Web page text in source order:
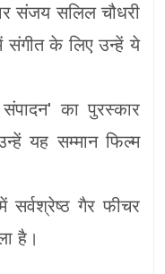
संजय सलिल चौधरी
संगीत के लिए उन्हें ये
का पुरस्कार
यह सम्मान फिल्म
सर्वश्रेष्ठ गैर फीचर
है।